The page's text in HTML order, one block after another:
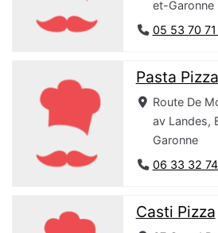
et-Garonne
05 53 70
Pasta Pizza
Route De
av Landes,
Garonne
06 33 32
Casti Pizza